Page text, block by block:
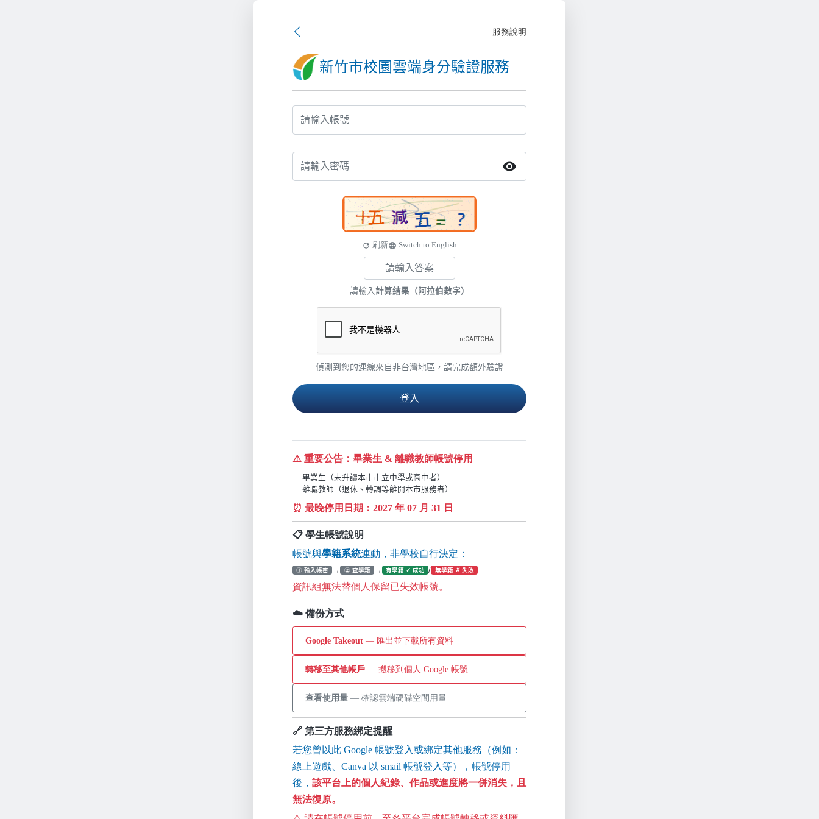
服務說明
新竹市校園雲端身分驗證服務
visibility
refresh 刷新language Switch to English
請輸入計算結果（阿拉伯數字）
偵測到您的連線來自非台灣地區，請完成額外驗證
⚠️ 重要公告：畢業生 & 離職教師帳號停用
畢業生（未升讀本市市立中學或高中者）
離職教師（退休、轉調等離開本市服務者）
⏰ 最晚停用日期： 2027 年 07 月 31 日
📋 學生帳號說明
帳號與學籍系統連動，非學校自行決定：
① 輸入帳密 → ② 查學籍 → 有學籍 ✓ 成功 / 無學籍 ✗ 失敗
資訊組無法替個人保留已失效帳號。
☁️ 備份方式
Google Takeout — 匯出並下載所有資料
轉移至其他帳戶 — 搬移到個人 Google 帳號
查看使用量 — 確認雲端硬碟空間用量
🔗 第三方服務綁定提醒
若您曾以此 Google 帳號登入或綁定其他服務（例如：
線上遊戲、Canva 以 smail 帳號登入等），帳號停用
後， 該平台上的個人紀錄、作品或進度將一併消失，且
無法復原。